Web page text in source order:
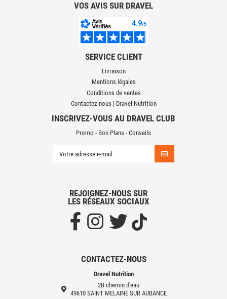
VOS AVIS SUR DRAVEL
SERVICE CLIENT
Livraison
Mentions légales
Conditions de ventes
Contactez-nous | Dravel Nutrition
CONTACTEZ-NOUS
Dravel Nutrition
2B chemin d'eau
49610 SAINT MELAINE SUR AUBANCE
INSCRIVEZ-VOUS AU DRAVEL CLUB
Promo - Bon Plans - Conseils
REJOIGNEZ-NOUS SUR
LES RÉSEAUX SOCIAUX